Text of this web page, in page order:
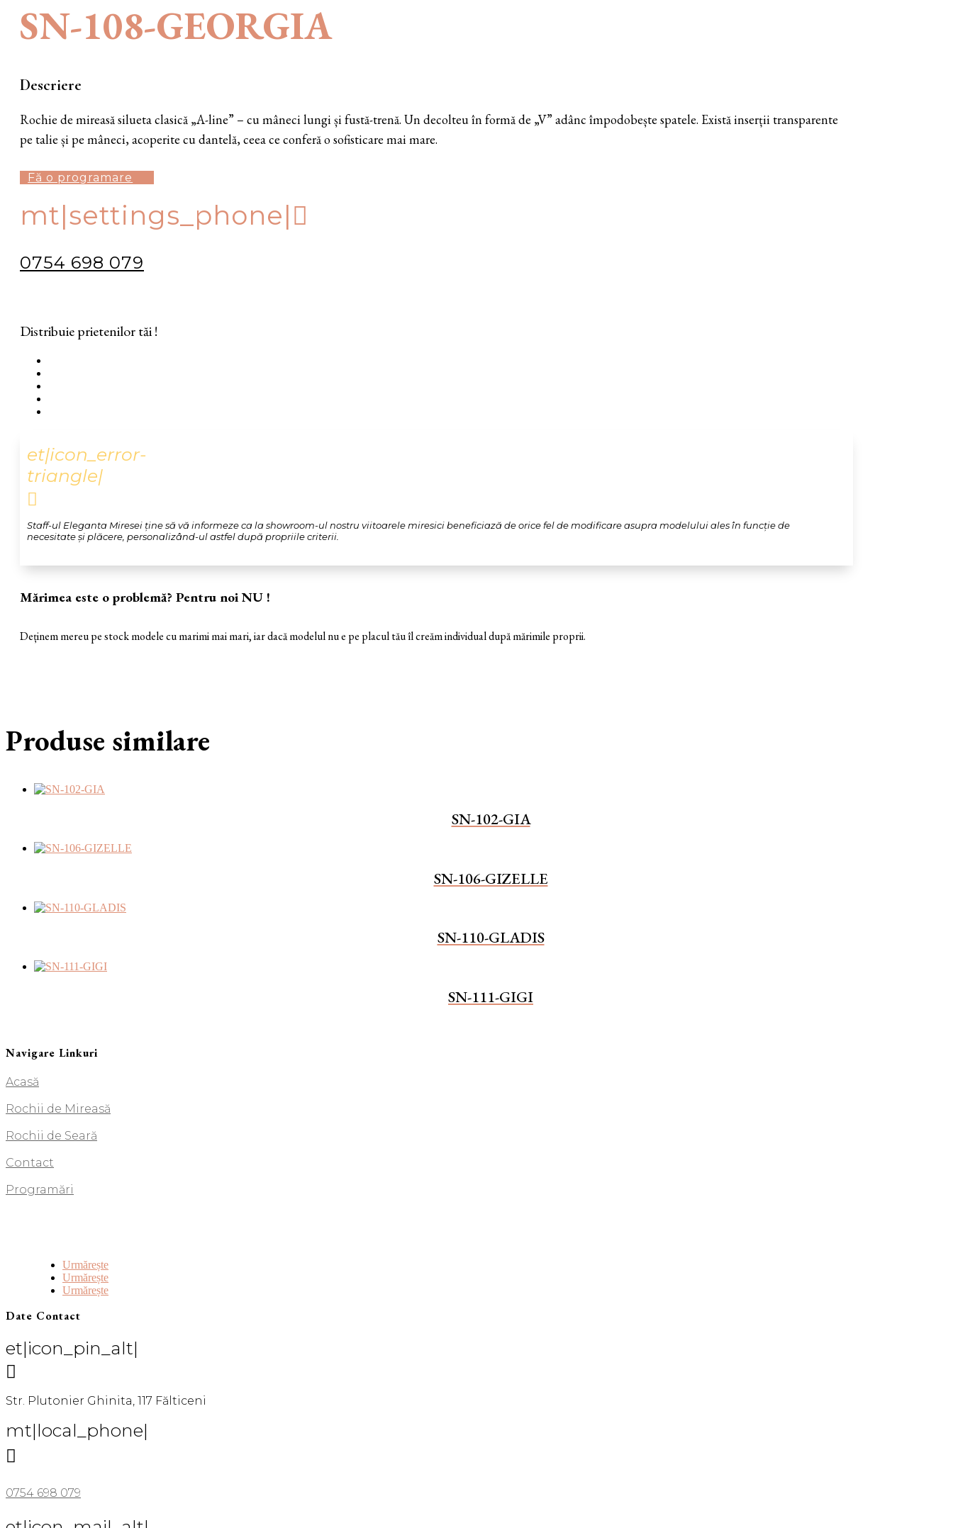
SN-108-GEORGIA
Descriere
Rochie de mireasă silueta clasică „A-line” – cu mâneci lungi și fustă-trenă. Un decolteu în formă de „V” adânc împodobește spatele. Există inserții transparente
pe talie și pe mâneci, acoperite cu dantelă, ceea ce conferă o sofisticare mai mare.
Fă o programare
mt|settings_phone|
0754 698 079
Distribuie prietenilor tăi !
et|icon_error-
triangle|

Staff-ul Eleganta Miresei ține să vă informeze ca la showroom-ul nostru viitoarele miresici beneficiază de orice fel de modificare asupra modelului ales în funcție de
necesitate și plăcere, personalizând-ul astfel după propriile criterii.
Mărimea este o problemă? Pentru noi NU !
Deținem mereu pe stock modele cu marimi mai mari, iar dacă modelul nu e pe placul tău îl creăm individual după mărimile proprii.
Produse similare
SN-102-GIA
SN-106-GIZELLE
SN-110-GLADIS
SN-111-GIGI
Navigare Linkuri
Acasă
Rochii de Mireasă
Rochii de Seară
Contact
Programări
Urmărește
Urmărește
Urmărește
Date Contact
et|icon_pin_alt|

Str. Plutonier Ghinita, 117 Fălticeni
mt|local_phone|

0754 698 079